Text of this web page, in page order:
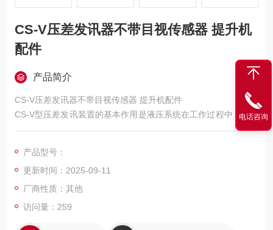
CS-V压差发讯器不带目视传感器 提升机
配件
产品简介
CS-V压差发讯器不带目视传感器 提升机配件
CS-V型压差发讯装置的基本作用是液压系统在工作过程中，油液
中的杂质微粒被滤油器中滤芯所阻档，从而滤芯逐渐堵塞，产生
动接通电源，显示发讯讯号。提升机CS-V压差传感器 不带目视
电式过滤器
产品型号：
更新时间：2025-09-11
厂商性质：其他
访问量：259
电话咨询